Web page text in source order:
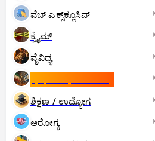
ವೆಬ್ ಎಕ್ಸ್‌ಕ್ಲೂಸಿವ್
ಕ್ರೈಮ್
ವೈವಿಧ್ಯ
ಶಿಕ್ಷಣ / ಉದ್ಯೋಗ
ಆರೋಗ್ಯ